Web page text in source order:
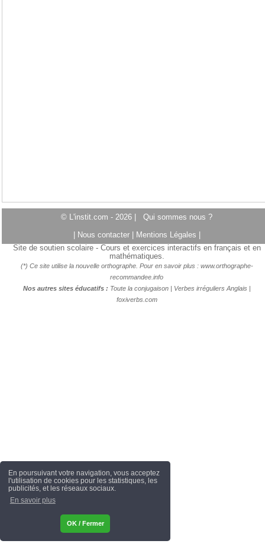
En poursuivant votre navigation, vous acceptez
l'utilisation de cookies pour les statistiques, les
publicités, et les réseaux sociaux.
En savoir plus
OK / Fermer
© L'instit.com - 2026 | Qui sommes nous ?
Nous contacter Mentions Légales
Site de soutien scolaire - Cours et exercices interactifs en français et en
mathématiques.
(*) Ce site utilise la nouvelle orthographe. Pour en savoir plus : www.orthographe-
recommandee.info
Nos autres sites éducatifs : Toute la conjugaison| Verbes irréguliers Anglais |
foxiverbs.com